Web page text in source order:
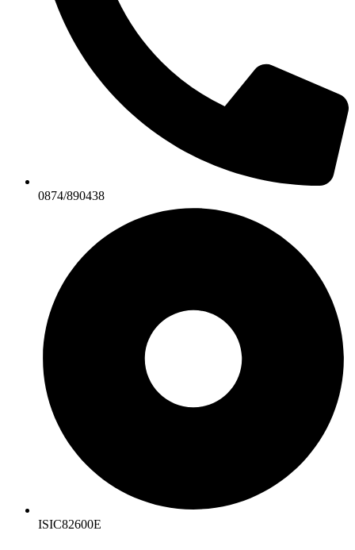
0874/890438
ISIC82600E